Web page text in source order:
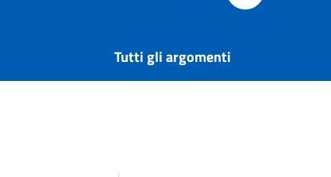
Tutti gli argomenti